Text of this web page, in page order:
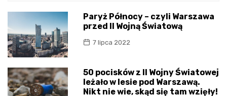
Paryż Północy – czyli Warszawa
przed II Wojną Światową
7 lipca 2022
50 pocisków z II Wojny Światowej
leżało w lesie pod Warszawą.
Nikt nie wie, skąd się tam wzięły!